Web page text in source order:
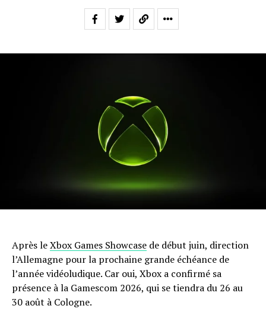
Après leXbox Games Showcase de début juin, direction
l’Allemagne pour la prochaine grande échéance de
l’année vidéoludique. Car oui, Xbox a confirmé sa
présence à la Gamescom 2026, qui se tiendra du 26 au
30 août à Cologne.